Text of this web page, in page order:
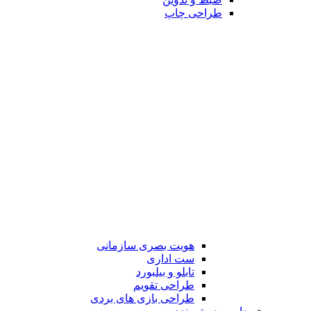
طراحی چاپ
هویت بصری سازمانی
ست اداری
تابلو و بیلبورد
طراحی تقویم
طراحی بازی های بردی